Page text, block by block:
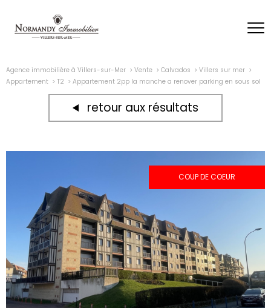
Agence immobilière à Villers-sur-Mer Vente Calvados
Villers sur mer
Appartement
T2 Appartement 2pp la manche a renover parking en sous sol
retour aux résultats
COUP DE COEUR